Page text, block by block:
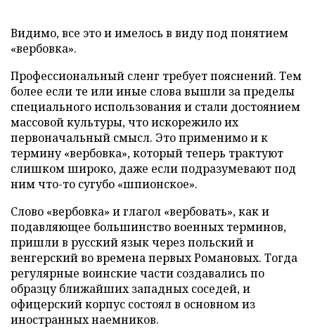
Видимо, все это и имелось в виду под понятием
«вербовка».
Профессиональный сленг требует пояснений. Тем
более если те или иные слова вышли за пределы
специального использования и стали достоянием
массовой культуры, что искорежило их
первоначальный смысл. Это применимо и к
термину «вербовка», который теперь трактуют
слишком широко, даже если подразумевают под
ним что-то сугубо «шпионское».
Слово «вербовка» и глагол «вербовать», как и
подавляющее большинство военных терминов,
пришли в русский язык через польский и
венгерский во времена первых Романовых. Тогда
регулярные воинские части создавались по
образцу ближайших западных соседей, и
офицерский корпус состоял в основном из
иностранных наемников.